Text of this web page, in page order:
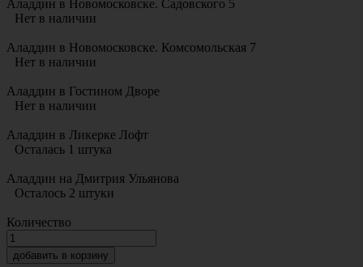
Аладдин в Новомосковске. Садовского 5
Нет в наличии
Аладдин в Новомосковске. Комсомольская 7
Нет в наличии
Аладдин в Гостином Дворе
Нет в наличии
Аладдин в Ликерке Лофт
Осталась 1 штука
Аладдин на Дмитрия Ульянова
Осталось 2 штуки
Количество
добавить в корзину